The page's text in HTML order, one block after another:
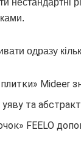
одразу
Mideer
та
FEELO